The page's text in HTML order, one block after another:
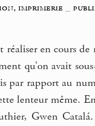
imprimerie_
réaliser en cours
qu’on avait
par rapport au
lenteur même.
Gwen